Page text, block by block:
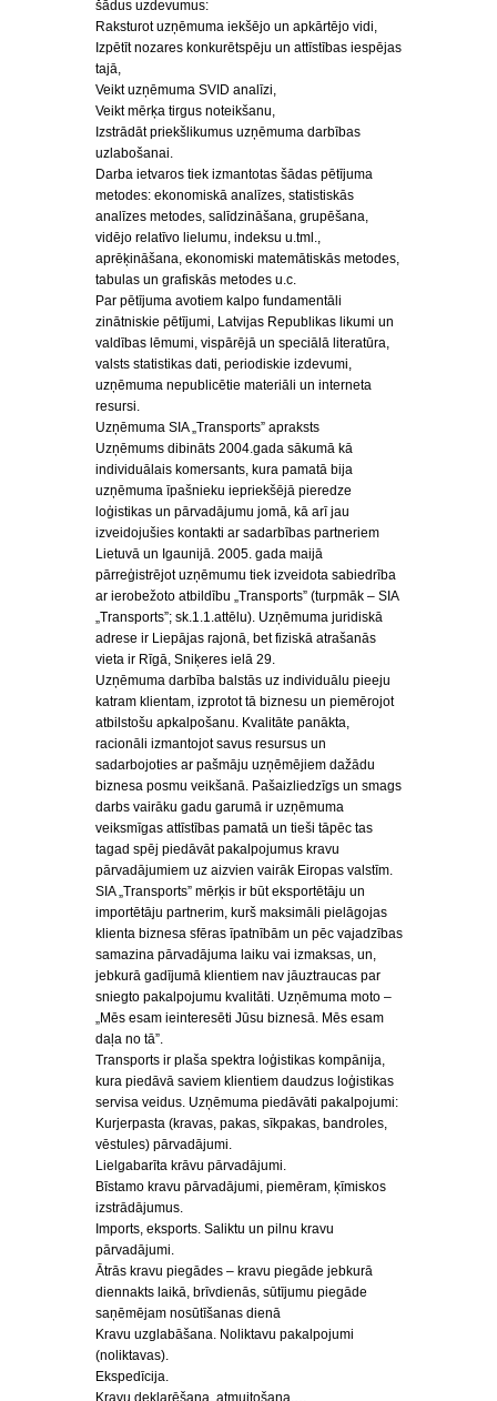
šādus uzdevumus:
Raksturot uzņēmuma iekšējo un apkārtējo vidi,
Izpētīt nozares konkurētspēju un attīstības iespējas
tajā,
Veikt uzņēmuma SVID analīzi,
Veikt mērķa tirgus noteikšanu,
Izstrādāt priekšlikumus uzņēmuma darbības
uzlabošanai.
Darba ietvaros tiek izmantotas šādas pētījuma
metodes: ekonomiskā analīzes, statistiskās
analīzes metodes, salīdzināšana, grupēšana,
vidējo relatīvo lielumu, indeksu u.tml.,
aprēķināšana, ekonomiski matemātiskās metodes,
tabulas un grafiskās metodes u.c.
Par pētījuma avotiem kalpo fundamentāli
zinātniskie pētījumi, Latvijas Republikas likumi un
valdības lēmumi, vispārējā un speciālā literatūra,
valsts statistikas dati, periodiskie izdevumi,
uzņēmuma nepublicētie materiāli un interneta
resursi.
Uzņēmuma SIA „Transports” apraksts
Uzņēmums dibināts 2004.gada sākumā kā
individuālais komersants, kura pamatā bija
uzņēmuma īpašnieku iepriekšējā pieredze
loģistikas un pārvadājumu jomā, kā arī jau
izveidojušies kontakti ar sadarbības partneriem
Lietuvā un Igaunijā. 2005. gada maijā
pārreģistrējot uzņēmumu tiek izveidota sabiedrība
ar ierobežoto atbildību „Transports” (turpmāk – SIA
„Transports”; sk.1.1.attēlu). Uzņēmuma juridiskā
adrese ir Liepājas rajonā, bet fiziskā atrašanās
vieta ir Rīgā, Sniķeres ielā 29.
Uzņēmuma darbība balstās uz individuālu pieeju
katram klientam, izprotot tā biznesu un piemērojot
atbilstošu apkalpošanu. Kvalitāte panākta,
racionāli izmantojot savus resursus un
sadarbojoties ar pašmāju uzņēmējiem dažādu
biznesa posmu veikšanā. Pašaizliedzīgs un smags
darbs vairāku gadu garumā ir uzņēmuma
veiksmīgas attīstības pamatā un tieši tāpēc tas
tagad spēj piedāvāt pakalpojumus kravu
pārvadājumiem uz aizvien vairāk Eiropas valstīm.
SIA „Transports” mērķis ir būt eksportētāju un
importētāju partnerim, kurš maksimāli pielāgojas
klienta biznesa sfēras īpatnībām un pēc vajadzības
samazina pārvadājuma laiku vai izmaksas, un,
jebkurā gadījumā klientiem nav jāuztraucas par
sniegto pakalpojumu kvalitāti. Uzņēmuma moto –
„Mēs esam ieinteresēti Jūsu biznesā. Mēs esam
daļa no tā”.
Transports ir plaša spektra loģistikas kompānija,
kura piedāvā saviem klientiem daudzus loģistikas
servisa veidus. Uzņēmuma piedāvāti pakalpojumi:
Kurjerpasta (kravas, pakas, sīkpakas, bandroles,
vēstules) pārvadājumi.
Lielgabarīta krāvu pārvadājumi.
Bīstamo kravu pārvadājumi, piemēram, ķīmiskos
izstrādājumus.
Imports, eksports. Saliktu un pilnu kravu
pārvadājumi.
Ātrās kravu piegādes – kravu piegāde jebkurā
diennakts laikā, brīvdienās, sūtījumu piegāde
saņēmējam nosūtīšanas dienā
Kravu uzglabāšana. Noliktavu pakalpojumi
(noliktavas).
Ekspedīcija.
Kravu deklarēšana, atmuitošana.…